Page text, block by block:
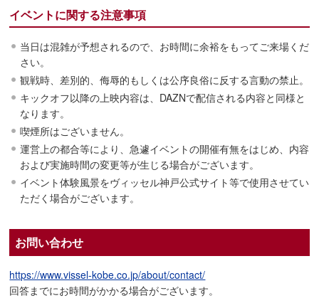
イベントに関する注意事項
当日は混雑が予想されるので、お時間に余裕をもってご来場くだ
さい。
観戦時、差別的、侮辱的もしくは公序良俗に反する言動の禁止。
キックオフ以降の上映内容は、DAZNで配信される内容と同様と
なります。
喫煙所はございません。
運営上の都合等により、急遽イベントの開催有無をはじめ、内容
および実施時間の変更等が生じる場合がございます。
イベント体験風景をヴィッセル神戸公式サイト等で使用させてい
ただく場合がございます。
お問い合わせ
https://www.vissel-kobe.co.jp/about/contact/
回答までにお時間がかかる場合がございます。